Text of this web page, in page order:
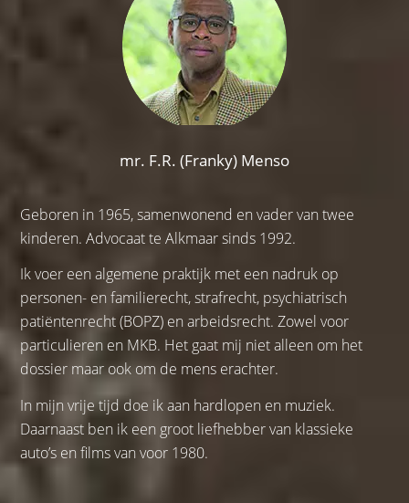
mr. F.R. (Franky) Menso
Geboren in 1965, samenwonend en vader van twee
kinderen. Advocaat te Alkmaar sinds 1992.
Ik voer een algemene praktijk met een nadruk op
personen- en familierecht, strafrecht, psychiatrisch
patiëntenrecht (BOPZ) en arbeidsrecht. Zowel voor
particulieren en MKB. Het gaat mij niet alleen om het
dossier maar ook om de mens erachter.
In mijn vrije tijd doe ik aan hardlopen en muziek.
Daarnaast ben ik een groot liefhebber van klassieke
auto’s en films van voor 1980.